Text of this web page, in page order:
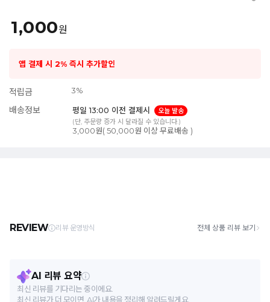
1,000원
앱 결제 시 2% 즉시 추가할인
적립금 3%
배송정보 평일 13:00 이전 결제시
오늘 발송
(단, 주문량 증가 시 달라질 수 있습니다.)
3,000원( 50,000원 이상 무료배송 )